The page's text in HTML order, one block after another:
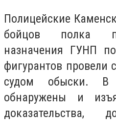
Полицейские
бойцов полка
назначения ГУНП
фигурантов провели
судом обыски. В
обнаружены и
доказательства,